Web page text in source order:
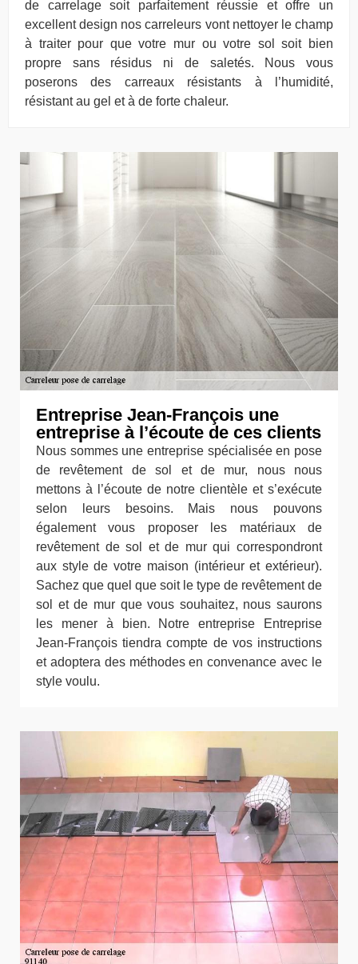
de carrelage soit parfaitement réussie et offre un
excellent design nos carreleurs vont nettoyer le champ
à traiter pour que votre mur ou votre sol soit bien
propre sans résidus ni de saletés. Nous vous
poserons des carreaux résistants à l’humidité,
résistant au gel et à de forte chaleur.
Entreprise Jean-François une
entreprise à l’écoute de ces clients
Nous sommes une entreprise spécialisée en pose
de revêtement de sol et de mur, nous nous
mettons à l’écoute de notre clientèle et s’exécute
selon leurs besoins. Mais nous pouvons
également vous proposer les matériaux de
revêtement de sol et de mur qui correspondront
aux style de votre maison (intérieur et extérieur).
Sachez que quel que soit le type de revêtement de
sol et de mur que vous souhaitez, nous saurons
les mener à bien. Notre entreprise Entreprise
Jean-François tiendra compte de vos instructions
et adoptera des méthodes en convenance avec le
style voulu.